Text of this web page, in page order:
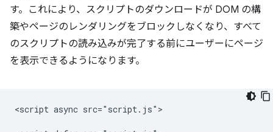
す。これにより、スクリプトのダウンロードが DOM の構
築やページのレンダリングをブロックしなくなり、すべて
のスクリプトの読み込みが完了する前にユーザーにページ
を表示できるようになります。
<script async src="script.js">